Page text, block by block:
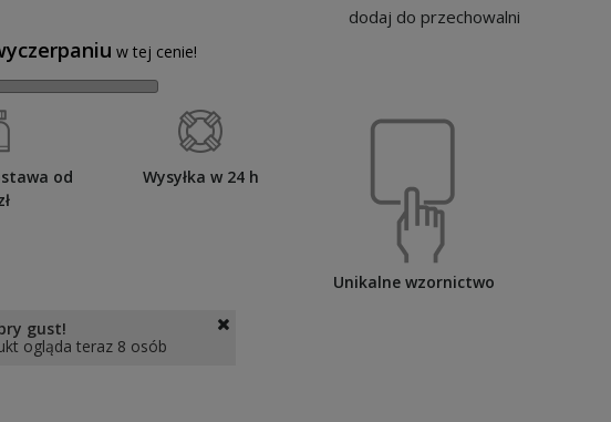
dodaj do przechowalni
w tej cenie!
od
Wysyłka w 24 h
Unikalne wzornictwo
gust!
ogląda teraz 8 osób